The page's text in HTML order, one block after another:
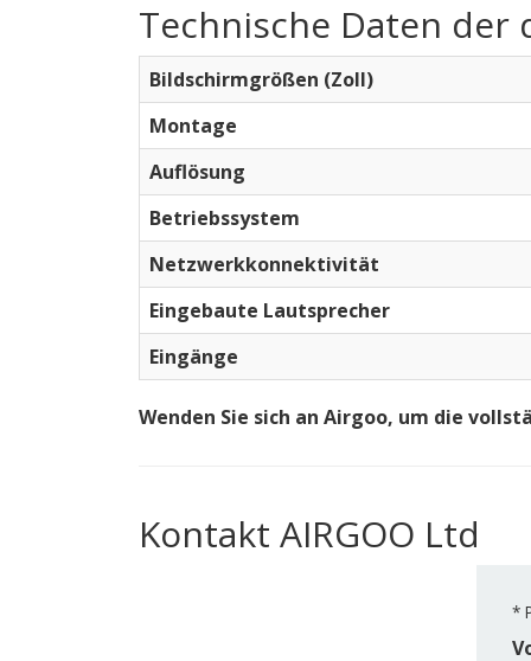
Technische Daten der
Bildschirmgrößen (Zoll)
Montage
Auflösung
Betriebssystem
Netzwerkkonnektivität
Eingebaute Lautsprecher
Eingänge
Wenden Sie sich an Airgoo, um die
Kontakt AIRGOO Ltd
*